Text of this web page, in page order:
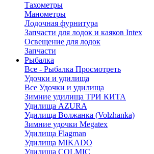
Тахометры
Манометры
Лодочная фурнитура
Запчасти для лодок и каяков Intex
Освещение для лодок
Запчасти
Рыбалка
Все - Рыбалка Просмотреть
Удочки и удилища
Все Удочки и удилища
Зимние удилища ТРИ КИТА
Удилища AZURA
Удилища Волжанка (Volzhanka)
Зимние удочки Megatex
Удилища Flagman
Удилища MIKADO
Удилища COLMIC